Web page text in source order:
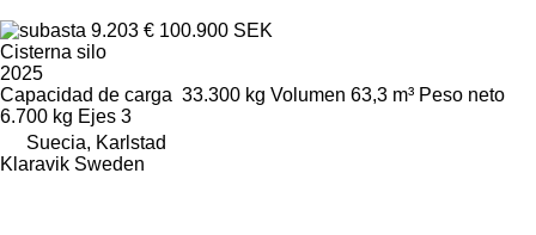
9.203 € 100.900 SEK
Cisterna silo
2025
Capacidad de carga 33.300 kg Volumen 63,3 m³ Peso neto
6.700 kg Ejes 3
Suecia, Karlstad
Klaravik Sweden